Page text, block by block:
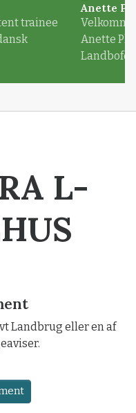
trainee
Anette
Anette
L-
Landbrug eller en af